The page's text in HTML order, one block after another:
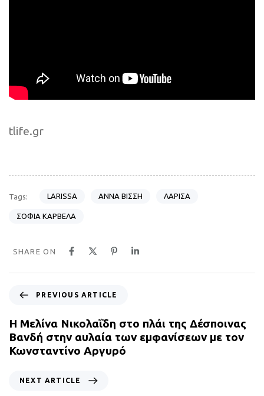
tlife.gr
Tags: LARISSA ΑΝΝΑ ΒΙΣΣΗ ΛΑΡΙΣΑ
ΣΟΦΙΑ ΚΑΡΒΕΛΑ
SHARE ON
e
v
i
o
PREVIOUS ARTICLE
Η Μελίνα Νικολαΐδη στο πλάι της Δέσποινας
Βανδή στην αυλαία των εμφανίσεων με τον
Κωνσταντίνο Αργυρό
NEXT ARTICLE